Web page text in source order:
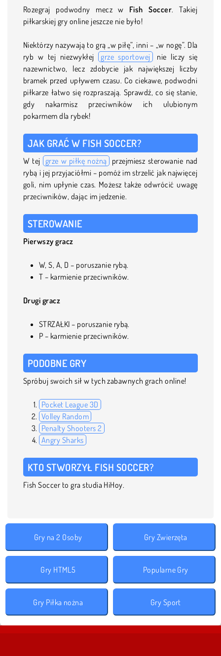
Rozegraj podwodny mecz w Fish Soccer. Takiej
piłkarskiej gry online jeszcze nie było!
Niektórzy nazywają to grą „w piłę”, inni – „w nogę”. Dla
ryb w tej niezwykłej grze sportowej nie liczy się
nazewnictwo, lecz zdobycie jak największej liczby
bramek przed upływem czasu. Co ciekawe, podwodni
piłkarze łatwo się rozpraszają. Sprawdź, co się stanie,
gdy nakarmisz przeciwników ich ulubionym
pokarmem dla rybek!
JAK GRAĆ W FISH SOCCER?
W tej grze w piłkę nożną przejmiesz sterowanie nad
rybą i jej przyjaciółmi – pomóż im strzelić jak najwięcej
goli, nim upłynie czas. Możesz także odwrócić uwagę
przeciwników, dając im jedzenie.
STEROWANIE
Pierwszy gracz
W, S, A, D – poruszanie rybą.
T – karmienie przeciwników.
Drugi gracz
STRZAŁKI – poruszanie rybą.
P – karmienie przeciwników.
PODOBNE GRY
Spróbuj swoich sił w tych zabawnych grach online!
Pocket League 3D
Volley Random
Penalty Shooters 2
Angry Sharks
KTO STWORZYŁ FISH SOCCER?
Fish Soccer to gra studia HiHoy.
Gry na 2 Osoby Gry Zwierzęta
Gry HTML5 Popularne Gry
Gry Piłka nożna Gry Sport